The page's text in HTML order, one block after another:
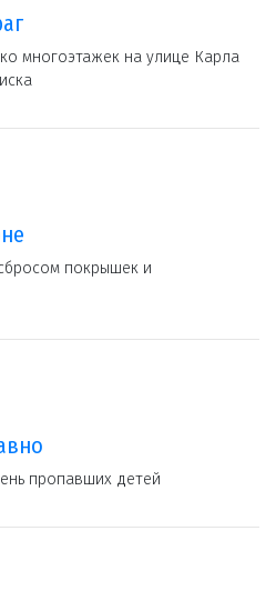
многоэтажек на улице Карла
покрышек и
пропавших детей